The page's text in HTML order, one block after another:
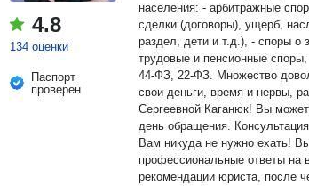
4.8
134 оценки
Паспорт
проверен
населения: - арбитражные споры, - гражданские споры (долги,
сделки (договоры), ущерб, наследство), - семейные
раздел, дети и т.д.), - споры о защите прав потребителей, -
трудовые и пенсионные споры, - жилищные и налоговые споры, -
44-ФЗ, 22-ФЗ. Множество довольных клиентов уже сэкономили
свои деньги, время и нервы,
Сергеевной Каганюк! Вы можете получить ЮРКОНСУЛЬТАЦИЮ в
день обращения. Консультация проходит по телефону (по записи)!
Вам никуда не нужно ехать!
профессиональные ответы
рекомендации юриста, после